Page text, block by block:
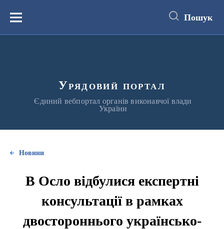
вмістуМеню Пошук
Урядовий портал
Єдиний вебпортал органів виконавчої влади
України
Новини
В Осло відбулися експертні
консультації в рамках
двостороннього українсько-